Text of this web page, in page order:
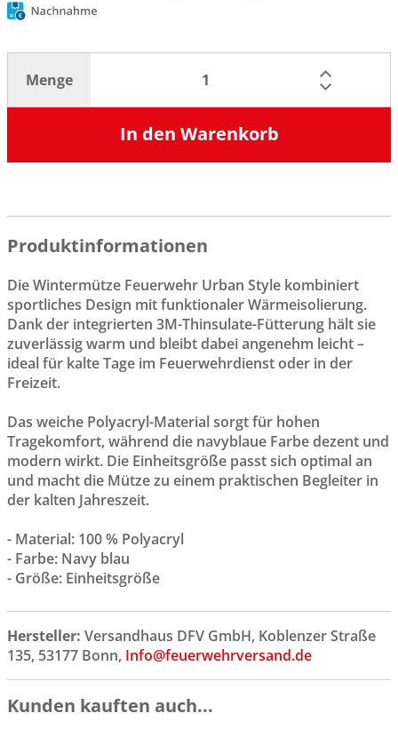
Menge
In den Warenkorb
Produktinformationen
Die Wintermütze Feuerwehr Urban Style kombiniert
sportliches Design mit funktionaler Wärmeisolierung.
Dank der integrierten 3M-Thinsulate-Fütterung hält sie
zuverlässig warm und bleibt dabei angenehm leicht –
ideal für kalte Tage im Feuerwehrdienst oder in der
Freizeit.
Das weiche Polyacryl-Material sorgt für hohen
Tragekomfort, während die navyblaue Farbe dezent und
modern wirkt. Die Einheitsgröße passt sich optimal an
und macht die Mütze zu einem praktischen Begleiter in
der kalten Jahreszeit.
- Material: 100 % Polyacryl
- Farbe: Navy blau
- Größe: Einheitsgröße
Hersteller: Versandhaus DFV GmbH, Koblenzer Straße
135, 53177 Bonn, Info@feuerwehrversand.de
Kunden kauften auch...